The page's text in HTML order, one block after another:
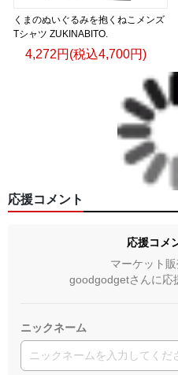
くまのぬいぐるみを抱くねこメンズ
Tシャツ ZUKINABITO.
4,272円(税込4,700円)
応援コメント
応援コ
マーケット
goodgodgetさんに応
ニックネーム